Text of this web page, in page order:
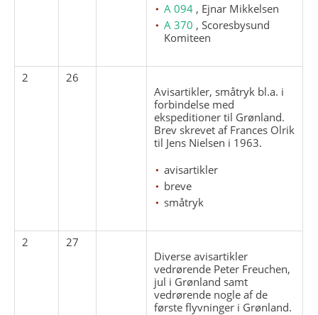
A 094 , Ejnar Mikkelsen
A 370 , Scoresbysund
Komiteen
2
26
Avisartikler, småtryk bl.a. i
forbindelse med
ekspeditioner til Grønland.
Brev skrevet af Frances Olrik
til Jens Nielsen i 1963.
avisartikler
breve
småtryk
2
27
Diverse avisartikler
vedrørende Peter Freuchen,
jul i Grønland samt
vedrørende nogle af de
første flyvninger i Grønland.